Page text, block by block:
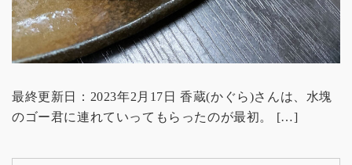
最終更新日：2023年2月17日 香蔵(かぐら)さんは、水塊
のゴー君に連れていってもらったのが最初。 […]